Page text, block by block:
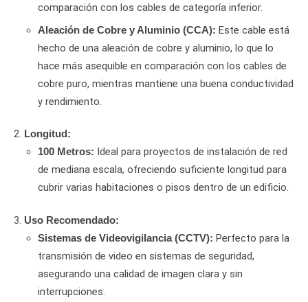
comparación con los cables de categoría inferior.
Aleación de Cobre y Aluminio (CCA): Este cable está
hecho de una aleación de cobre y aluminio, lo que lo
hace más asequible en comparación con los cables de
cobre puro, mientras mantiene una buena conductividad
y rendimiento.
Longitud:
100 Metros: Ideal para proyectos de instalación de red
de mediana escala, ofreciendo suficiente longitud para
cubrir varias habitaciones o pisos dentro de un edificio.
Uso Recomendado:
Sistemas de Videovigilancia (CCTV): Perfecto para la
transmisión de video en sistemas de seguridad,
asegurando una calidad de imagen clara y sin
interrupciones.